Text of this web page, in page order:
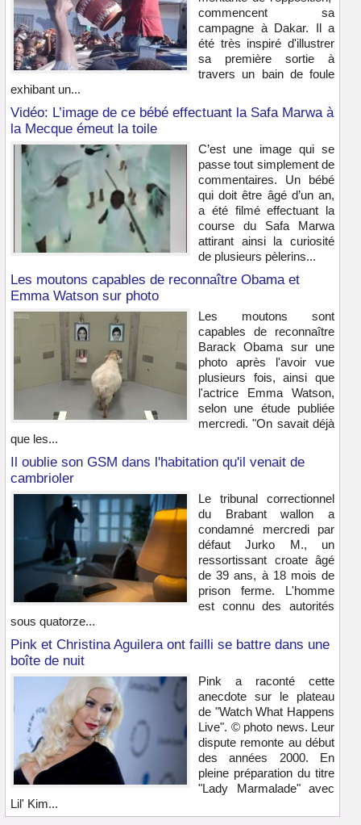
commencent sa
campagne à Dakar. Il a
été très inspiré d'illustrer
sa première sortie à
travers un bain de foule
exhibant un...
Vidéo: L’image de ce bébé effectuant la Safa Marwa à
la Mecque émeut la toile
C’est une image qui se
passe tout simplement de
commentaires. Un bébé
qui doit être âgé d’un an,
a été filmé effectuant la
course du Safa Marwa
attirant ainsi la curiosité
de plusieurs pèlerins...
Les moutons capables de reconnaître Obama et
Emma Watson sur photo
Les moutons sont
capables de reconnaître
Barack Obama sur une
photo après l'avoir vue
plusieurs fois, ainsi que
l'actrice Emma Watson,
selon une étude publiée
mercredi. "On savait déjà
que les...
Il oublie son GSM dans l'habitation qu'il venait de
cambrioler
Le tribunal correctionnel
du Brabant wallon a
condamné mercredi par
défaut Jurko M., un
ressortissant croate âgé
de 39 ans, à 18 mois de
prison ferme. L'homme
est connu des autorités
sous quatorze...
Pink et Christina Aguilera ont failli se battre dans une
boîte de nuit
Pink a raconté cette
anecdote sur le plateau
de "Watch What Happens
Live". © photo news. Leur
dispute remonte au début
des années 2000. En
pleine préparation du titre
"Lady Marmalade" avec
Lil' Kim...